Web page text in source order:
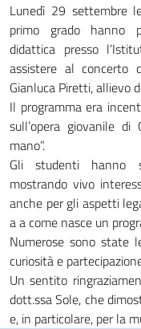
Lunedì 29 settembre
primo grado hanno
didattica presso
assistere al concerto
Gianluca Piretti, allievo
Il programma era
sull’opera giovanile
mano”.
Gli studenti hanno
mostrando vivo
anche per gli aspetti
a a come nasce un
Numerose sono state
curiosità e
Un sentito
dott.ssa Sole, che
e, in particolare, per la